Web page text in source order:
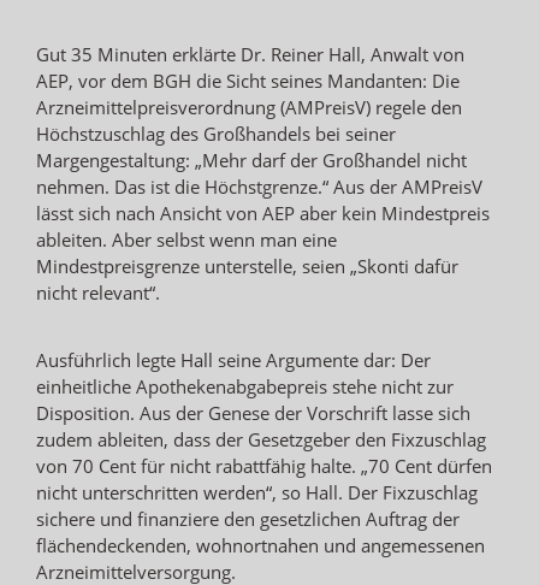
Gut 35 Minuten erklärte Dr. Reiner Hall, Anwalt von
AEP, vor dem BGH die Sicht seines Mandanten: Die
Arzneimittelpreisverordnung (AMPreisV) regele den
Höchstzuschlag des Großhandels bei seiner
Margengestaltung: „Mehr darf der Großhandel nicht
nehmen. Das ist die Höchstgrenze.“ Aus der AMPreisV
lässt sich nach Ansicht von AEP aber kein Mindestpreis
ableiten. Aber selbst wenn man eine
Mindestpreisgrenze unterstelle, seien „Skonti dafür
nicht relevant“.
Ausführlich legte Hall seine Argumente dar: Der
einheitliche Apothekenabgabepreis stehe nicht zur
Disposition. Aus der Genese der Vorschrift lasse sich
zudem ableiten, dass der Gesetzgeber den Fixzuschlag
von 70 Cent für nicht rabattfähig halte. „70 Cent dürfen
nicht unterschritten werden“, so Hall. Der Fixzuschlag
sichere und finanziere den gesetzlichen Auftrag der
flächendeckenden, wohnortnahen und angemessenen
Arzneimittelversorgung.